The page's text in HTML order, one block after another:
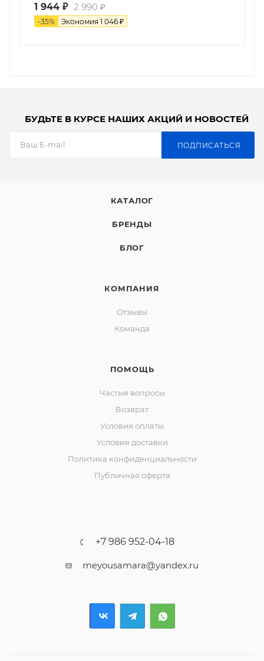
1 944 ₽ 2 990 ₽
-35% Экономия 1 046 ₽
БУДЬТЕ В КУРСЕ НАШИХ АКЦИЙ И НОВОСТЕЙ
ПОДПИСАТЬСЯ
КАТАЛОГ
БРЕНДЫ
БЛОГ
КОМПАНИЯ
Отзывы
Команда
ПОМОЩЬ
Частые вопросы
Возврат
Условия оплаты
Условия доставки
Политика конфиденциальности
Публичная оферта
+7 986 952-04-18
meyousamara@yandex.ru